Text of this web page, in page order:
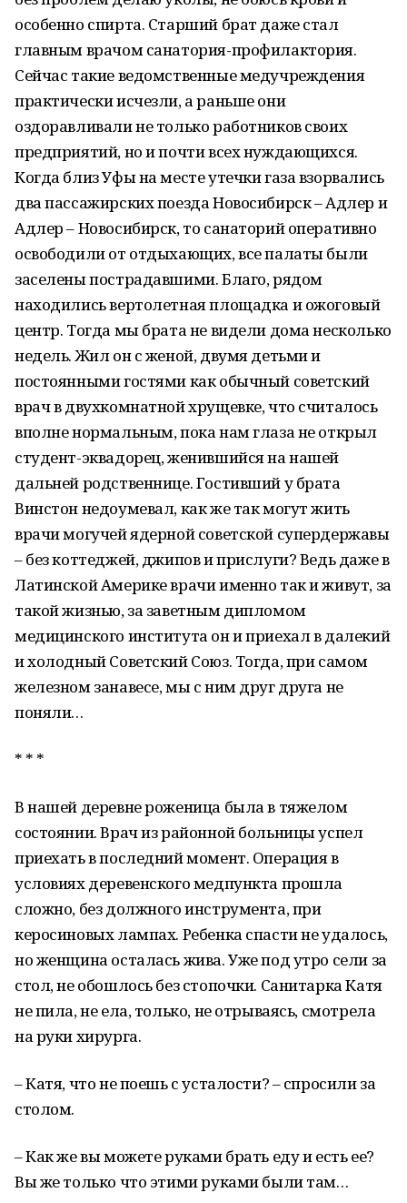
особенно спирта. Старший брат даже стал
главным врачом санатория-профилактория.
Сейчас такие ведомственные медучреждения
практически исчезли, а раньше они
оздоравливали не только работников своих
предприятий, но и почти всех нуждающихся.
Когда близ Уфы на месте утечки газа взорвались
два пассажирских поезда Новосибирск – Адлер и
Адлер – Новосибирск, то санаторий оперативно
освободили от отдыхающих, все палаты были
заселены пострадавшими. Благо, рядом
находились вертолетная площадка и ожоговый
центр. Тогда мы брата не видели дома несколько
недель. Жил он с женой, двумя детьми и
постоянными гостями как обычный советский
врач в двухкомнатной хрущевке, что считалось
вполне нормальным, пока нам глаза не открыл
студент-эквадорец, женившийся на нашей
дальней родственнице. Гостивший у брата
Винстон недоумевал, как же так могут жить
врачи могучей ядерной советской супердержавы
– без коттеджей, джипов и прислуги? Ведь даже в
Латинской Америке врачи именно так и живут, за
такой жизнью, за заветным дипломом
медицинского института он и приехал в далекий
и холодный Советский Союз. Тогда, при самом
железном занавесе, мы с ним друг друга не
поняли…
* * *
В нашей деревне роженица была в тяжелом
состоянии. Врач из районной больницы успел
приехать в последний момент. Операция в
условиях деревенского медпункта прошла
сложно, без должного инструмента, при
керосиновых лампах. Ребенка спасти не удалось,
но женщина осталась жива. Уже под утро сели за
стол, не обошлось без стопочки. Санитарка Катя
не пила, не ела, только, не отрываясь, смотрела
на руки хирурга.
– Катя, что не поешь с усталости? – спросили за
столом.
– Как же вы можете руками брать еду и есть ее?
Вы же только что этими руками были там…